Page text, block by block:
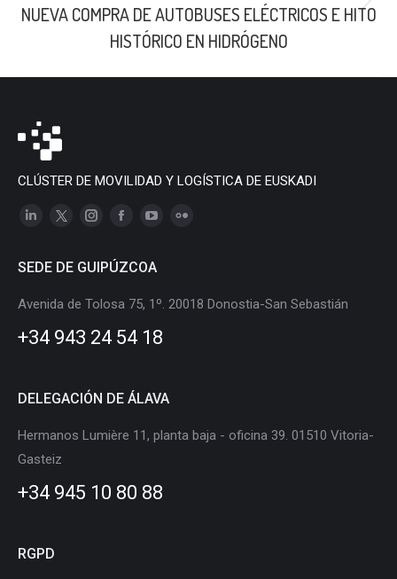
Publicación
siguiente:
NUEVA COMPRA DE AUTOBUSES ELÉCTRICOS E HITO
HISTÓRICO EN HIDRÓGENO
CLÚSTER DE MOVILIDAD Y LOGÍSTICA DE EUSKADI
Linkedin
opens
window
X
opens
window
Instagram
opens
in
window
opens
in
window
opens
in
window
in
SEDE DE GUIPÚZCOA
Avenida de Tolosa 75, 1º. 20018 Donostia-San Sebastián
+34 943 24 54 18
DELEGACIÓN DE ÁLAVA
Hermanos Lumière 11, planta baja - oficina 39. 01510 Vitoria-
Gasteiz
+34 945 10 80 88
RGPD